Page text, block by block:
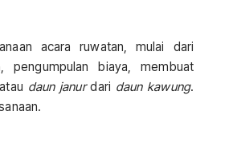
acara ruwatan, mulai dari
pengumpulan biaya, membuat
daun janurdari daun kawung.